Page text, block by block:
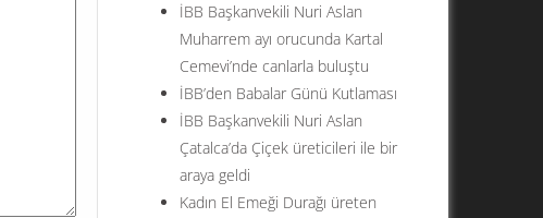
İBB Başkanvekili Nuri Aslan
Muharrem ayı orucunda Kartal
Cemevi’nde canlarla buluştu
İBB’den Babalar Günü Kutlaması
İBB Başkanvekili Nuri Aslan
Çatalca’da Çiçek üreticileri ile bir
araya geldi
Kadın El Emeği Durağı üreten